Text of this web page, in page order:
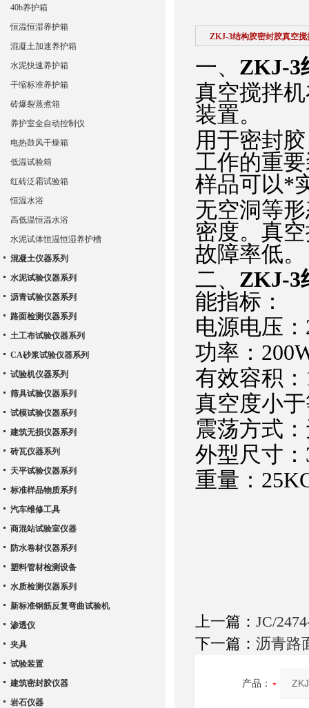
ZKJ-3结构胶密封胶真空搅
一、 ZKJ-3
真空搅拌
装置。
用于密封
工作的重
样品可以*
无空洞等
密度。真
故障率低。
二、 ZKJ-3
能指标：
电源电压
功率：
有效容积：
真空度小于
震荡方式
外型尺寸：
重量：
上一篇： JC/
下一篇： 沥青路
产品：
40b养护箱
恒温恒湿养护箱
混凝土加速养护箱
水泥快速养护箱
干缩标准养护箱
砖爆裂蒸煮箱
养护室全自动控制仪
电热鼓风干燥箱
低温试验箱
红砖泛霜试验箱
恒温水浴
高低温恒温水浴
水泥试体恒温恒湿养护槽
混凝土仪器系列
水泥试验仪器系列
沥青试验仪器系列
路面检测仪器系列
土工布试验仪器系列
CA砂浆试验仪器系列
试验机仪器系列
筛具试验仪器系列
试模试验仪器系列
建筑无损仪器系列
砖瓦仪器系列
天平试验仪器系列
标准样品物质系列
汽车维修工具
商混站试验室仪器
防水卷材仪器系列
塑料管材检测设备
水质检测仪器系列
新标准钢筋反复弯曲试验机
渗透仪
夹具
试验装置
建筑密封胶仪器
岩石仪器